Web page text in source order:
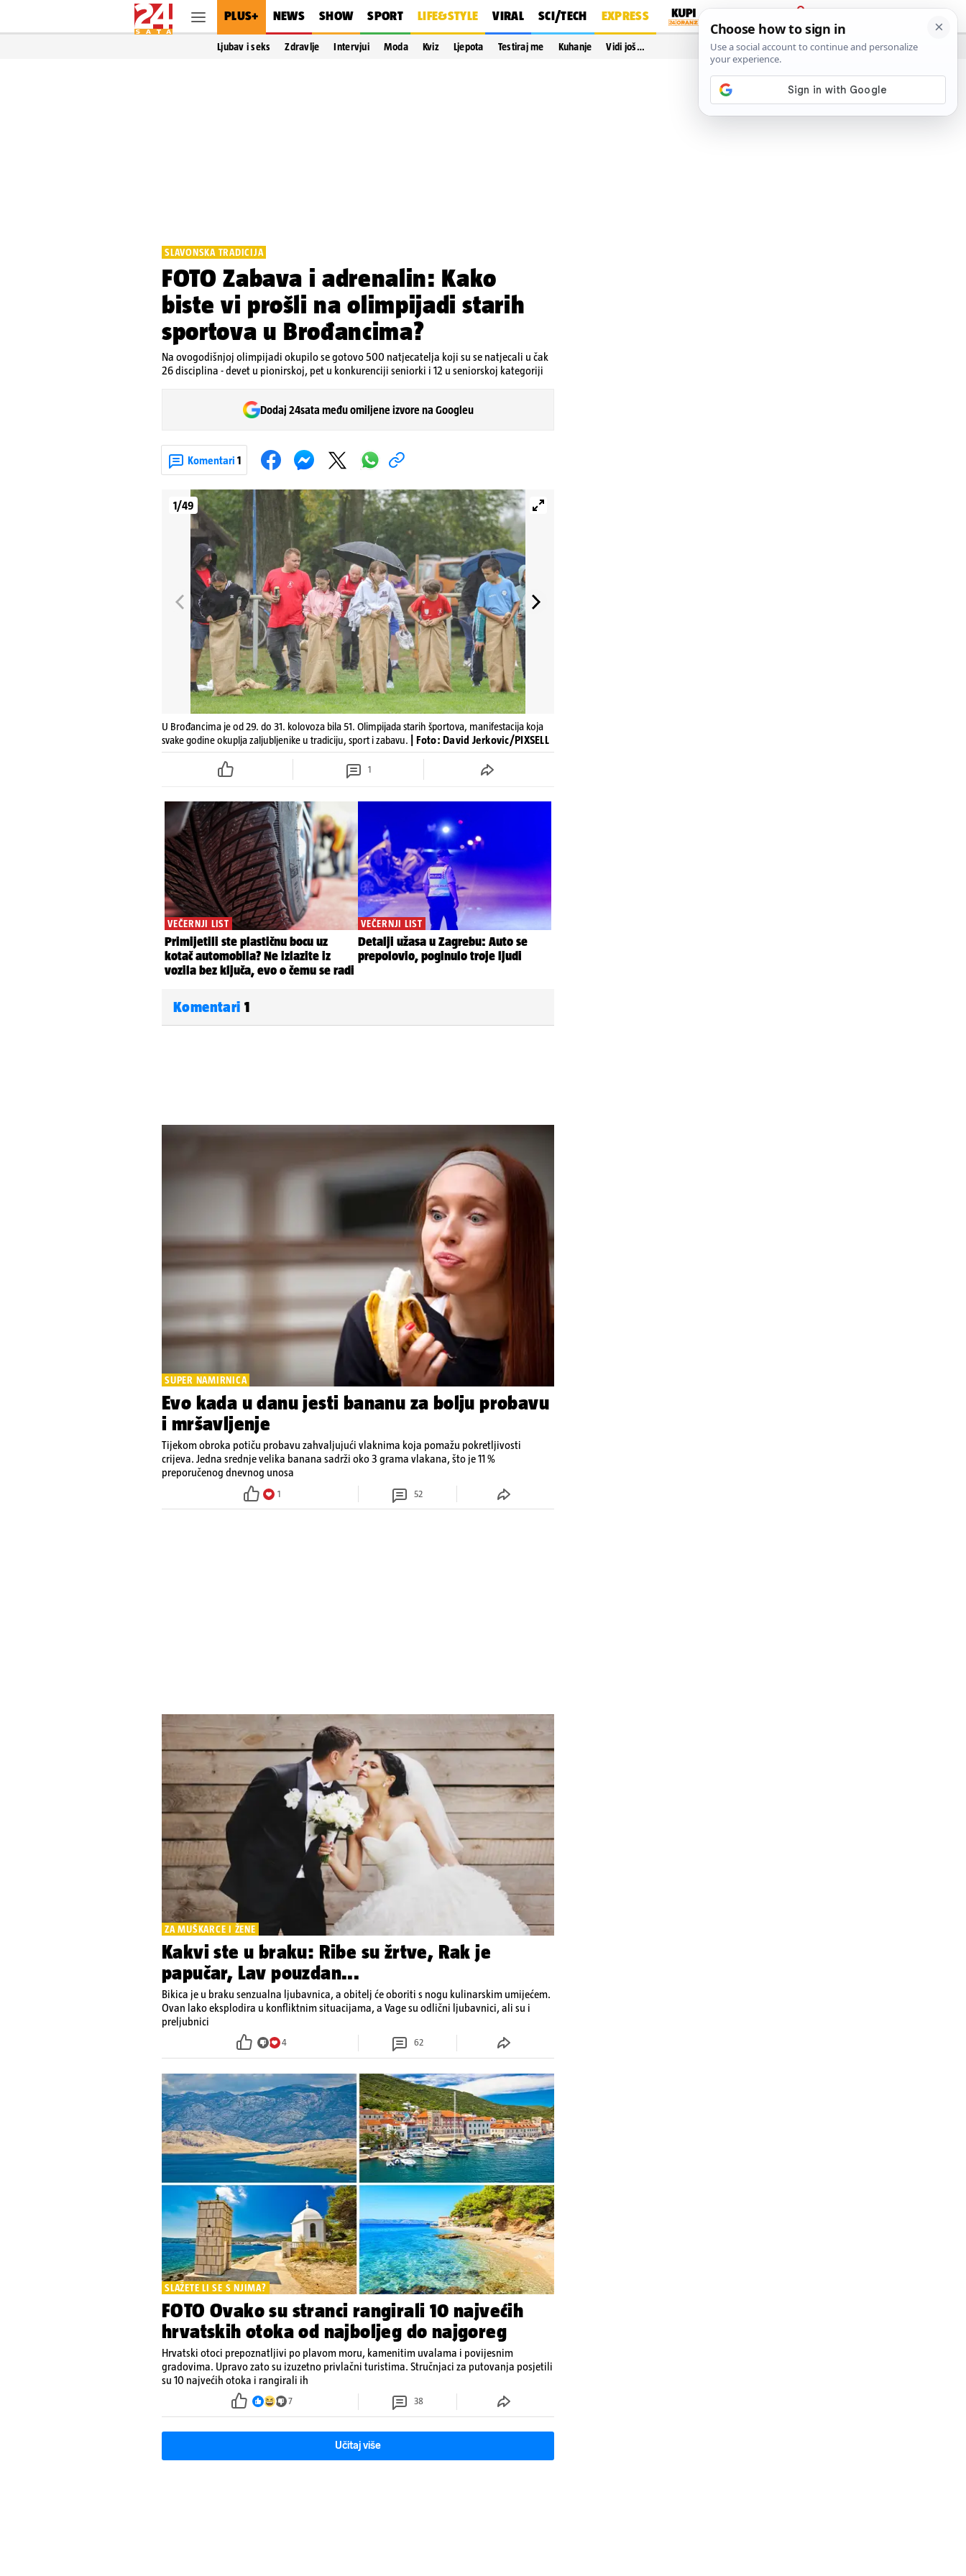
PLUS+ NEWS SHOW SPORT LIFE&STYLE VIRAL SCI/TECH EXPRESS
PRIJAVA
Ljubav i seks Zdravlje Intervjui Moda Kviz Ljepota Testiraj me Kuhanje Vidi još…
SLAVONSKA TRADICIJA
FOTO Zabava i adrenalin: Kako
biste vi prošli na olimpijadi starih
sportova u Brođancima?
Na ovogodišnjoj olimpijadi okupilo se gotovo 500 natjecatelja koji su se natjecali u čak
26 disciplina - devet u pionirskoj, pet u konkurenciji seniorki i 12 u seniorskoj kategoriji
Dodaj 24sata među omiljene izvore na Googleu
Komentari 1
1/49
U Brođancima je od 29. do 31. kolovoza bila 51. Olimpijada starih športova, manifestacija koja
svake godine okuplja zaljubljenike u tradiciju, sport i zabavu.
| Foto: David Jerkovic/PIXSELL
1
Komentari 1
SUPER NAMIRNICA
Evo kada u danu jesti bananu za bolju probavu
i mršavljenje
Tijekom obroka potiču probavu zahvaljujući vlaknima koja pomažu pokretljivosti
crijeva. Jedna srednje velika banana sadrži oko 3 grama vlakana, što je 11 %
preporučenog dnevnog unosa
1 52
ZA MUŠKARCE I ŽENE
Kakvi ste u braku: Ribe su žrtve, Rak je
papučar, Lav pouzdan...
Bikica je u braku senzualna ljubavnica, a obitelj će oboriti s nogu kulinarskim umijećem.
Ovan lako eksplodira u konfliktnim situacijama, a Vage su odlični ljubavnici, ali su i
preljubnici
4 62
SLAŽETE LI SE S NJIMA?
FOTO Ovako su stranci rangirali 10 najvećih
hrvatskih otoka od najboljeg do najgoreg
Hrvatski otoci prepoznatljivi po plavom moru, kamenitim uvalama i povijesnim
gradovima. Upravo zato su izuzetno privlačni turistima. Stručnjaci za putovanja posjetili
su 10 najvećih otoka i rangirali ih
7 38
Učitaj više